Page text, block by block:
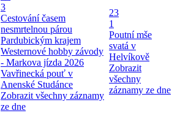
3
Cestování časem
nesmrtelnou párou
Pardubickým krajem
Westernové hobby závody
- Markova jízda 2026
Vavřinecká pouť v
Anenské Studánce
Zobrazit všechny záznamy
ze dne
23
1
Poutní mše
svatá v
Helvíkově
Zobrazit
všechny
záznamy ze dne